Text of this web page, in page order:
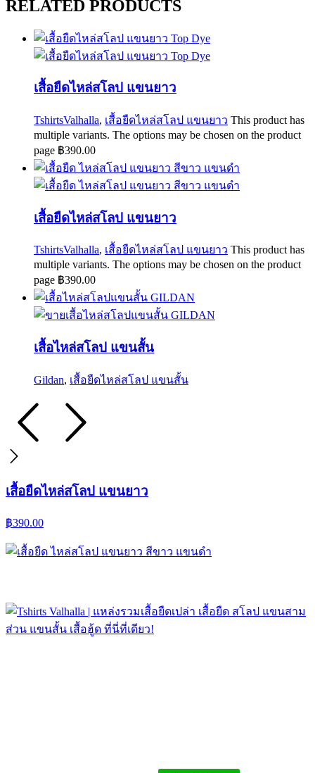
RELATED PRODUCTS
เสื้อยืดไหล่สโลป แขนยาว
TshirtsValhalla, เสื้อยืดไหล่สโลป แขนยาว This product has
multiple variants. The options may be chosen on the product
page ฿390.00
เสื้อยืดไหล่สโลป แขนยาว
TshirtsValhalla, เสื้อยืดไหล่สโลป แขนยาว This product has
multiple variants. The options may be chosen on the product
page ฿390.00
เสื้อไหล่สโลป แขนสั้น
Gildan, เสื้อยืดไหล่สโลป แขนสั้น
เสื้อยืดไหล่สโลป แขนยาว
฿390.00